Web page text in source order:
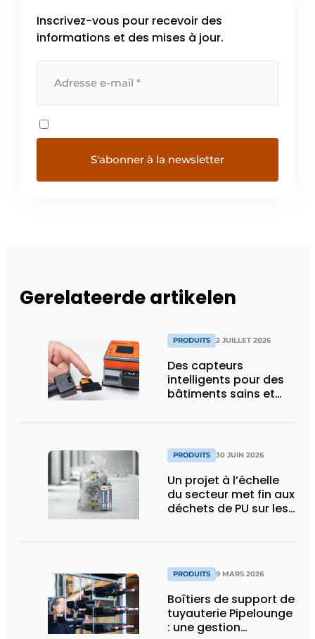
Inscrivez-vous pour recevoir des
informations et des mises à jour.
Gerelateerde artikelen
PRODUITS 2 JUILLET 2026
Des capteurs
intelligents pour des
bâtiments sains et
PRODUITS 30 JUIN 2026
Un projet à l’échelle
du secteur met fin aux
déchets de PU sur les
PRODUITS 9 MARS 2026
Boîtiers de support de
tuyauterie Pipelounge
: une gestion